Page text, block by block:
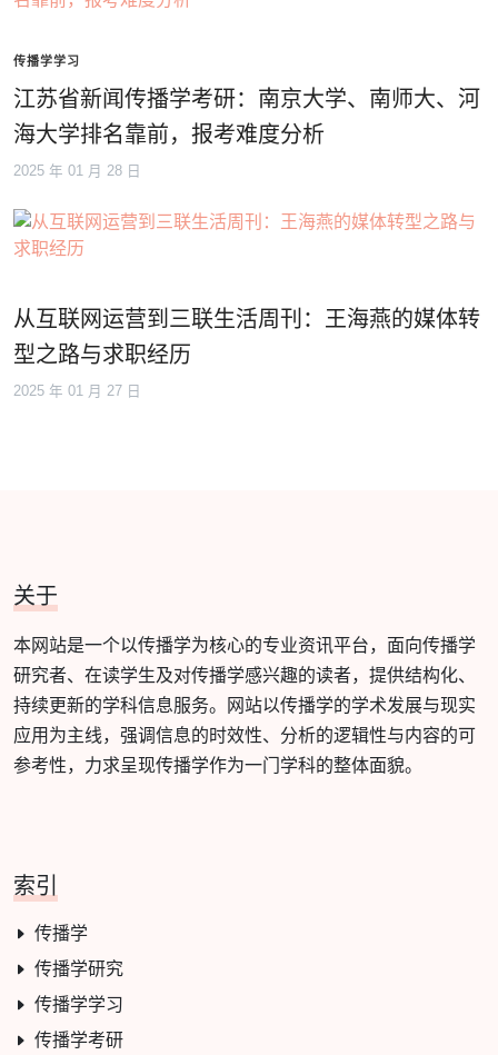
传播学学习
江苏省新闻传播学考研：南京大学、南师大、河
海大学排名靠前，报考难度分析
2025 年 01 月 28 日
从互联网运营到三联生活周刊：王海燕的媒体转
型之路与求职经历
2025 年 01 月 27 日
关于
本网站是一个以传播学为核心的专业资讯平台，面向传播学
研究者、在读学生及对传播学感兴趣的读者，提供结构化、
持续更新的学科信息服务。网站以传播学的学术发展与现实
应用为主线，强调信息的时效性、分析的逻辑性与内容的可
参考性，力求呈现传播学作为一门学科的整体面貌。
索引
传播学
传播学研究
传播学学习
传播学考研